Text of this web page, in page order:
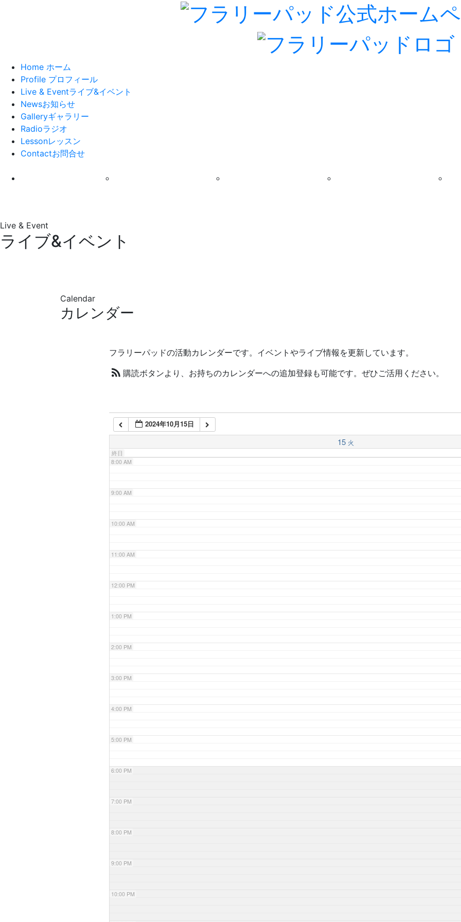
Home ホーム
Profile プロフィール
Live & Eventライブ&イベント
Newsお知らせ
Galleryギャラリー
Radioラジオ
Lessonレッスン
Contactお問合せ
Live & Event
ライブ&イベント
Calendar
カレンダー
フラリーパッドの活動カレンダーです。イベントやライブ情報を更新しています。
購読ボタンより、お持ちのカレンダーへの追加登録も可能です。ぜひご活用ください。
2024年10月15日
15 火
終日
1:00 AM
3:00 AM
5:00 AM
7:00 AM
8:00 AM
9:00 AM
10:00 AM
11:00 AM
12:00 PM
1:00 PM
2:00 PM
3:00 PM
4:00 PM
5:00 PM
6:00 PM
7:00 PM
8:00 PM
9:00 PM
10:00 PM